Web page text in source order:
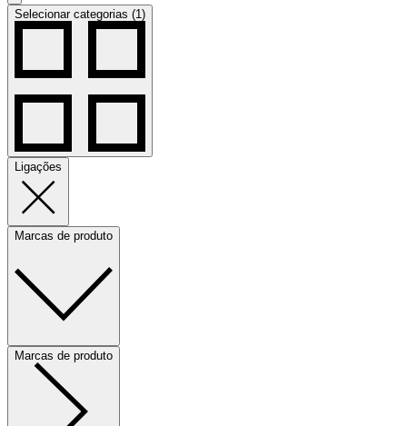
Selecionar categorias (1)
Ligações
Marcas de produto
Marcas de produto